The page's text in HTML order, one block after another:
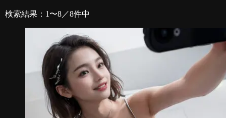
検索結果：1〜8／8件中